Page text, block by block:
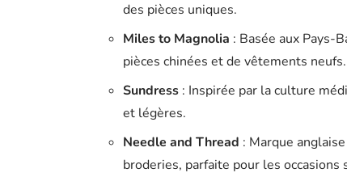
des pièces uniques.
Miles to Magnolia : Basée aux Pays-
pièces chinées et de vêtements neufs.
Sundress : Inspirée par la culture
et légères.
Needle and Thread : Marque
broderies, parfaite pour les occasions